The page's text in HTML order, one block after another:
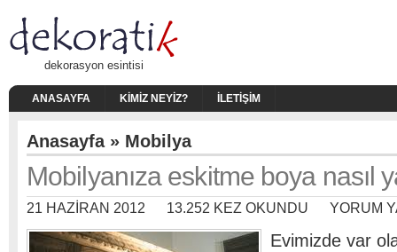
dekorasyon esintisi
ANASAYFA KIMIZ NEYIZ? İLETIŞIM
Anasayfa» Mobilya
Mobilyanıza eskitme boya nasıl
21 HAZIRAN 2012 13.252 KEZ OKUNDU YORUM
Evimizde var